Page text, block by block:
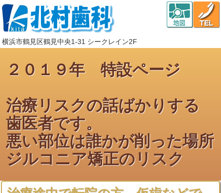
横浜市鶴見区鶴見中央1-31 シークレイン2F
２０１９年 特設ページ
治療リスクの話ばかりする
歯医者です。
悪い部位は誰かが削った場所
ジルコニア矯正のリスク